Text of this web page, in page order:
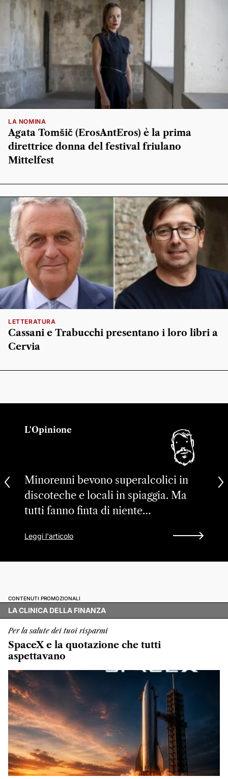
LA NOMINA
Agata Tomšič (ErosAntEros) è la prima
direttrice donna del festival friulano
Mittelfest
LETTERATURA
Cassani e Trabucchi presentano i loro libri a
Cervia
L'Opinione
Minorenni bevono superalcolici in
discoteche e locali in spiaggia. Ma
tutti fanno finta di niente…
Leggi l'articolo
CONTENUTI PROMOZIONALI
LA CLINICA DELLA FINANZA
Per la salute dei tuoi risparmi
SpaceX e la quotazione che tutti
aspettavano